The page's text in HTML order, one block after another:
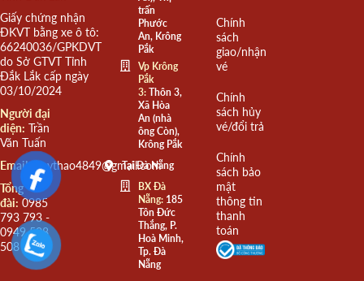
Giấy chứng nhận
ĐKVT bằng xe ô tô:
66240036/GPKDVT
do Sở GTVT Tỉnh
Đắk Lắk cấp ngày
03/10/2024
Người đại
diện: Trần
Văn Tuấn
Email: quythao4849@gmail.com
Tổng
đài: 0985
793 793 -
0949 508
508
trấn
Phước
An, Krông
Pắk
Vp Krông
Pắk
3:Thôn 3,
Xã Hòa
An (nhà
ông Còn),
Krông Pắk
Tại Đà Nẵng
BX Đà
Nẵng:185
Tôn Đức
Thắng, P.
Hoà Minh,
Tp. Đà
Nẵng
Chính
sách
giao/nhận
vé
Chính
sách hủy
vé/đổi trả
Chính
sách bảo
mật
thông tin
thanh
toán